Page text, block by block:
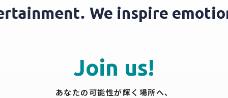
We inspire
Join us!
あなたの可能性が輝く場所へ、